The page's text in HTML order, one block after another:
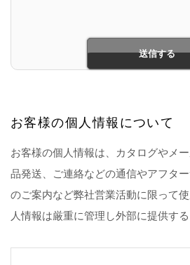
お客様の個人情報について
お客様の個人情報は、カタログやメ
品発送、ご連絡などの通信やアフタ
のご案内など弊社営業活動に限って
人情報は厳重に管理し外部に提供す